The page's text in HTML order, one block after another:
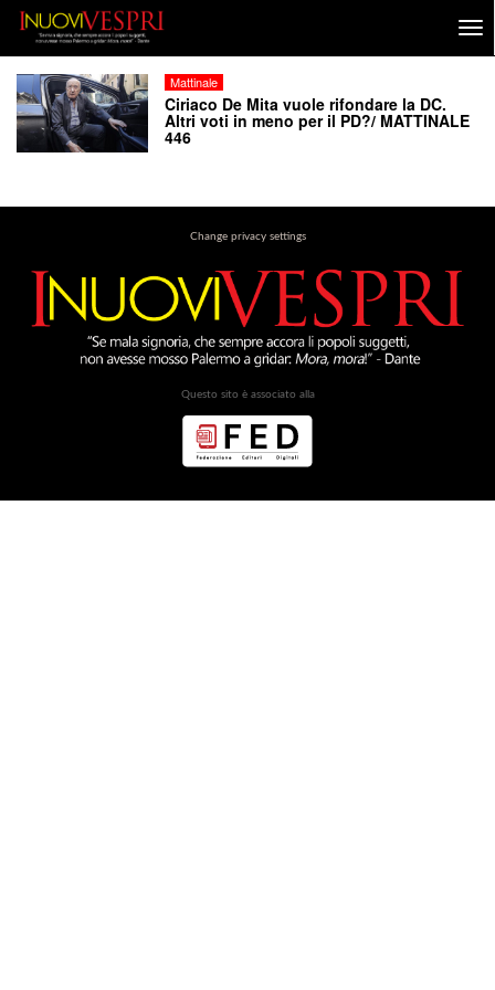
Mattinale
Ciriaco De Mita vuole rifondare la DC.
Altri voti in meno per il PD?/ MATTINALE
446
Change privacy settings
Questo sito è associato alla